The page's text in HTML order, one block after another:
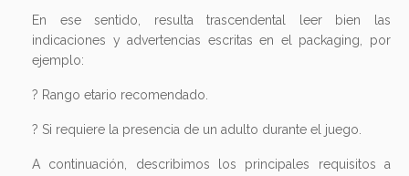
En ese sentido, resulta trascendental leer bien las
indicaciones y advertencias escritas en el packaging, por
ejemplo:
? Rango etario recomendado.
? Si requiere la presencia de un adulto durante el juego.
A continuación, describimos los principales requisitos a